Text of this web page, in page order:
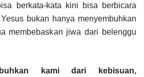
berkata-kata kini bisa berbicara
bukan hanya menyembuhkan
membebaskan jiwa dari belenggu
kami dari kebisuan,